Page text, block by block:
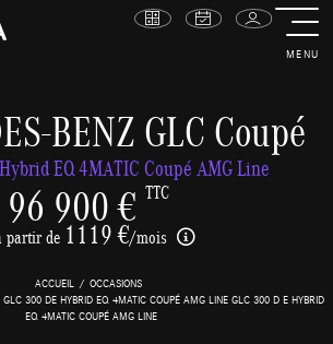
MENU
BENZ GLC Coupé
EQ 4MATIC Coupé AMG Line
96 900 € TTC
partir de 1119 €/mois
ACCUEIL
OCCASIONS
GLC 300 DE HYBRID EQ 4MATIC COUPÉ AMG LINE GLC 300 D E HYBRID
EQ 4MATIC COUPÉ AMG LINE